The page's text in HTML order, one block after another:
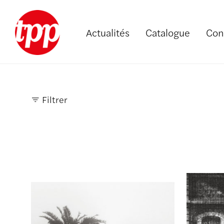
Actualités Catalogue
Filtrer